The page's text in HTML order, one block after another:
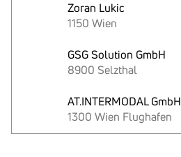
Zoran Lukic
1150 Wien
GSG Solution GmbH
8900 Selzthal
AT.INTERMODAL GmbH
1300 Wien Flughafen